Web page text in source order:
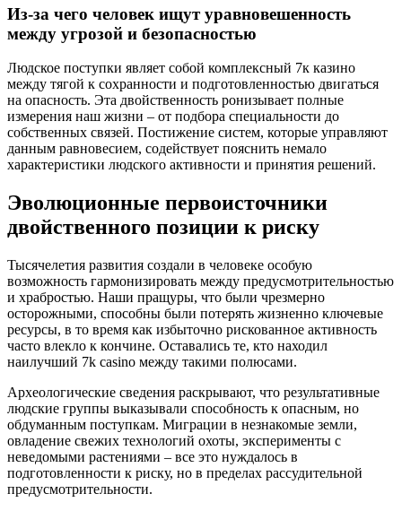
Из-за чего человек ищут уравновешенность
между угрозой и безопасностью
Людское поступки являет собой комплексный 7к казино
между тягой к сохранности и подготовленностью двигаться
на опасность. Эта двойственность ронизывает полные
измерения наш жизни – от подбора специальности до
собственных связей. Постижение систем, которые управляют
данным равновесием, содействует пояснить немало
характеристики людского активности и принятия решений.
Эволюционные первоисточники
двойственного позиции к риску
Тысячелетия развития создали в человеке особую
возможность гармонизировать между предусмотрительностью
и храбростью. Наши пращуры, что были чрезмерно
осторожными, способны были потерять жизненно ключевые
ресурсы, в то время как избыточно рискованное активность
часто влекло к кончине. Оставались те, кто находил
наилучший 7k casino между такими полюсами.
Археологические сведения раскрывают, что результативные
людские группы выказывали способность к опасным, но
обдуманным поступкам. Миграции в незнакомые земли,
овладение свежих технологий охоты, эксперименты с
неведомыми растениями – все это нуждалось в
подготовленности к риску, но в пределах рассудительной
предусмотрительности.